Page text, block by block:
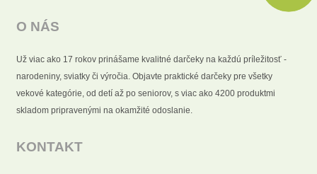
O NÁS
Už viac ako 17 rokov prinášame kvalitné darčeky na každú príležitosť -
narodeniny, sviatky či výročia. Objavte praktické darčeky pre všetky
vekové kategórie, od detí až po seniorov, s viac ako 4200 produktmi
skladom pripravenými na okamžité odoslanie.
KONTAKT